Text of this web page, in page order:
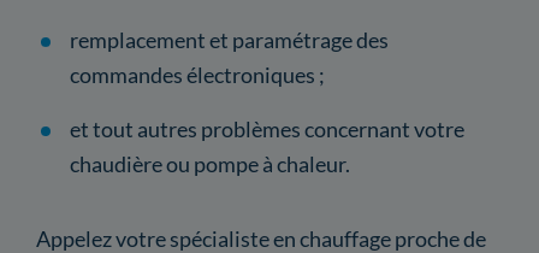
remplacement et paramétrage des
commandes électroniques ;
et tout autres problèmes concernant votre
chaudière ou pompe à chaleur.
Appelez votre spécialiste en chauffage proche de